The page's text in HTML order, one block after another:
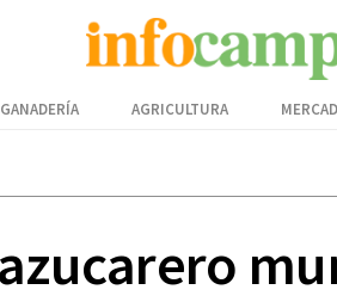
GANADERÍA AGRICULTURA